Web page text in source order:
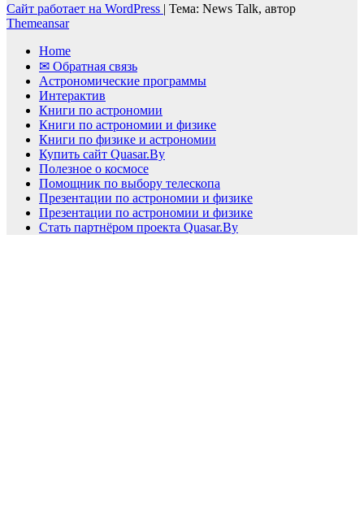
Сайт работает на WordPress | Тема: News Talk, автор
Themeansar
Home
✉ Обратная связь
Астрономические программы
Интерактив
Книги по астрономии
Книги по астрономии и физике
Книги по физике и астрономии
Купить сайт Quasar.By
Полезное о космосе
Помощник по выбору телескопа
Презентации по астрономии и физике
Презентации по астрономии и физике
Стать партнёром проекта Quasar.By